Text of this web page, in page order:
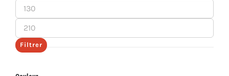
Prix
min
Prix
max
Filtrer